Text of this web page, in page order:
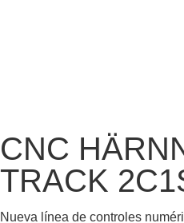
CNC
TRACK
Nueva línea de controles